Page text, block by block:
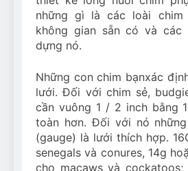
những gì là các loài
không gian sẵn có và
dựng nó.
Những con chim bạnxác
lưới. Đối với chim sẻ,
cần vuông 1 / 2 inch bằng
toàn hơn. Đối với nó
(gauge) là lưới thích hợp.
senegals và conures, 14g
cho macaws và